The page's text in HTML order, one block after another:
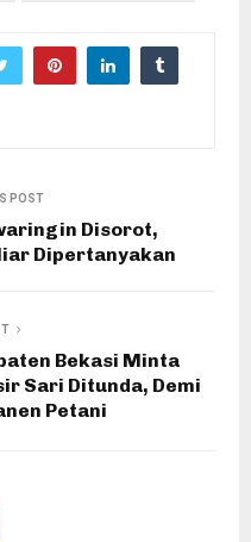
POST
Disorot,
Dipertanyakan
Bekasi Minta
Sari Ditunda, Demi
Petani